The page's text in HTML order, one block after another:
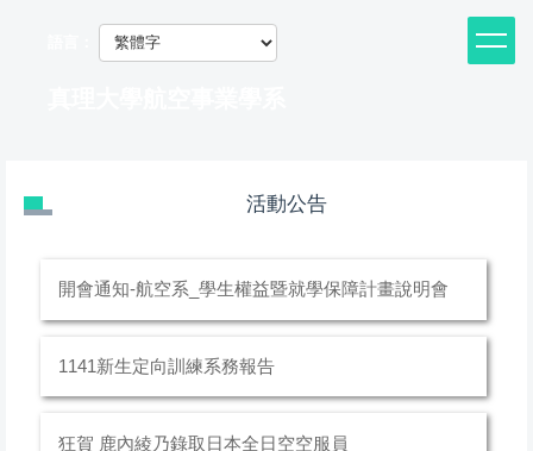
活動公告
開會通知-航空系_學生權益暨就學保障計畫說明會
1141新生定向訓練系務報告
狂賀 鹿內綾乃錄取日本全日空空服員